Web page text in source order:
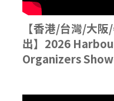
【香港/台灣/大
出】2026
Organizers